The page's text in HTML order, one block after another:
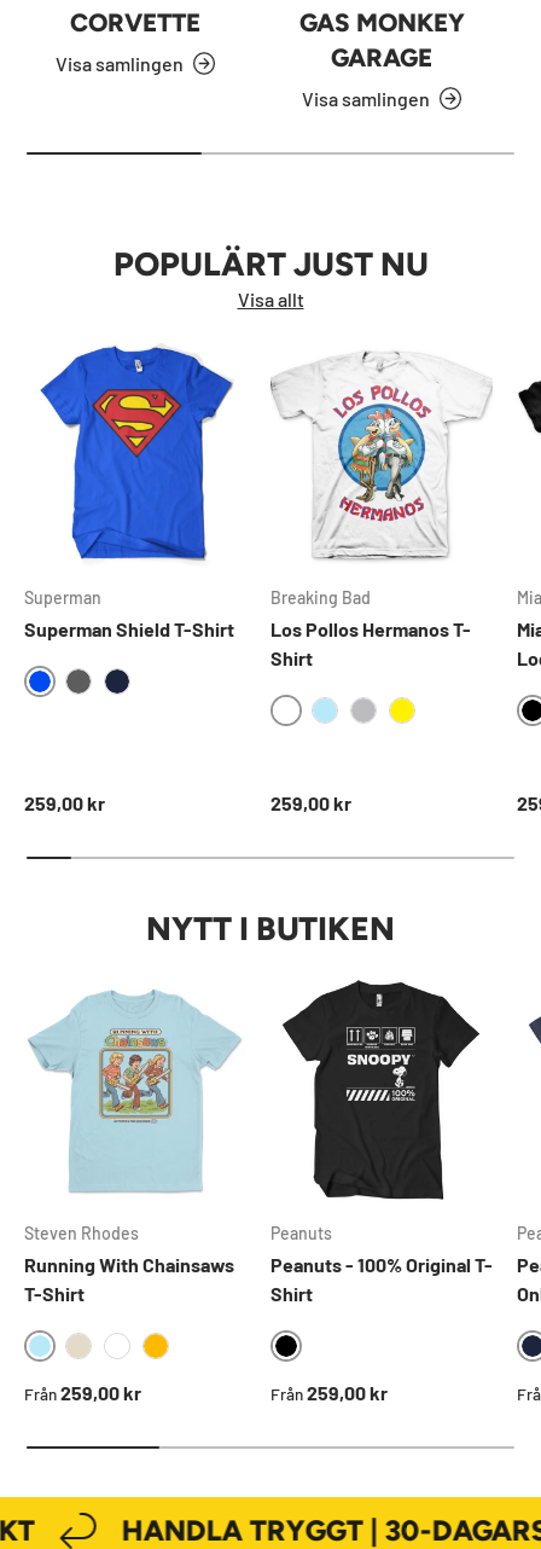
CORVETTE
Visa samlingen
GAS MONKEY
GARAGE
Visa samlingen
POPULÄRT JUST NU
Visa allt
Superman
Superman Shield T-Shirt
BLUEDARKGREY
NAVY
Ordinarie pris
259,00 kr
Breaking Bad
Los Pollos Hermanos T-
Shirt
WHITESKYBLUEHEATHERGREY
YELLOW
Ordinarie pris
259,00 kr
NYTT I BUTIKEN
Steven Rhodes
Running With Chainsaws
T-Shirt
SKYBLUEKHAKIWHITEGOLD
Ordinarie pris
Från259,00 kr
Peanuts
Peanuts - 100% Original T-
Shirt
BLACK
Ordinarie pris
Från259,00 kr
HANDLA TRYGGT | 30-